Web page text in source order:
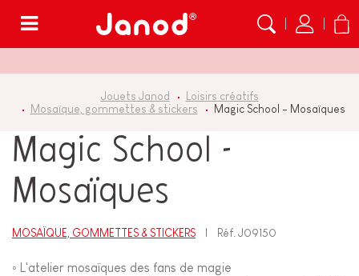
Jouets Janod
Loisirs créatifs
Mosaïque, gommettes & stickers
Magic School - Mosaïques
Magic School -
Mosaïques
MOSAÏQUE, GOMMETTES & STICKERS Réf.J09150
◦ L'atelier mosaïques des fans de magie